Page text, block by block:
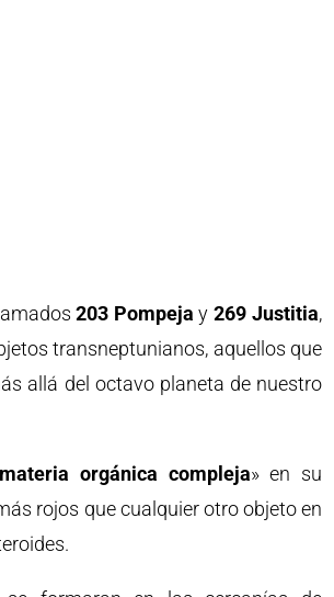
203 Pompeja y269 Justitia,
transneptunianos, aquellos que
allá del octavo planeta de nuestro
materia orgánica compleja» en su
rojos que cualquier otro objeto en